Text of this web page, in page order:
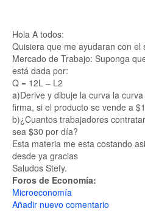
Hola A todos:
Quisiera que me ayudaran con el
Mercado de Trabajo: Suponga
está dada por:
Q = 12L – L2
a)Derive y dibuje la curva la
firma, si el producto se vende a
b)¿Cuantos trabajadores
sea $30 por día?
Esta materia me esta costando
desde ya gracias
Saludos Stefy.
Foros de Economía:
Microeconomía
Añadir nuevo comentario